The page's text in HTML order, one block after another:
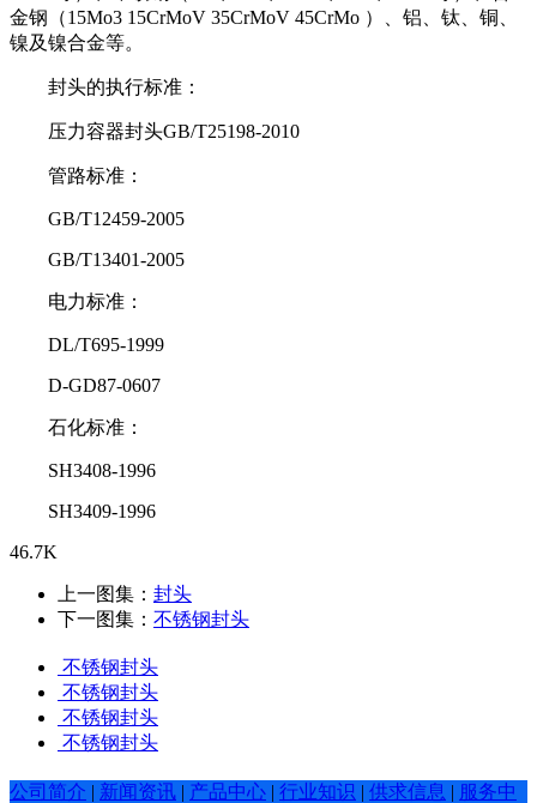
金钢 （15Mo3 15CrMoV 35CrMoV 45CrMo ）、铝、钛、铜、
镍及镍合金等。
封头的执行标准：
压力容器封头GB/T25198-2010
管路标准：
GB/T12459-2005
GB/T13401-2005
电力标准：
DL/T695-1999
D-GD87-0607
石化标准：
SH3408-1996
SH3409-1996
46.7K
上一图集： 封头
下一图集： 不锈钢封头
不锈钢封头
不锈钢封头
不锈钢封头
不锈钢封头
公司简介 | 新闻资讯 | 产品中心 | 行业知识 | 供求信息 | 服务中